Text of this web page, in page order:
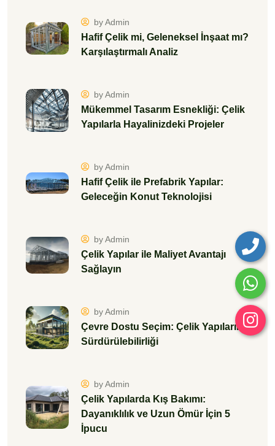
by Admin
Hafif Çelik mi, Geleneksel İnşaat mı?
Karşılaştırmalı Analiz
by Admin
Mükemmel Tasarım Esnekliği: Çelik
Yapılarla Hayalinizdeki Projeler
by Admin
Hafif Çelik ile Prefabrik Yapılar:
Geleceğin Konut Teknolojisi
by Admin
Çelik Yapılar ile Maliyet Avantajı
Sağlayın
by Admin
Çevre Dostu Seçim: Çelik Yapıların
Sürdürülebilirliği
by Admin
Çelik Yapılarda Kış Bakımı:
Dayanıklılık ve Uzun Ömür İçin 5
İpucu